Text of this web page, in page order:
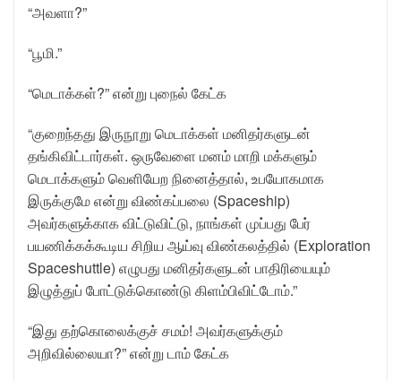
“அவளா?”
“பூமி.”
“மெடாக்கள்?” என்று புநைல் கேட்க
“குறைந்தது இருநூறு மெடாக்கள் மனிதர்களுடன்
தங்கிவிட்டார்கள். ஒருவேளை மனம் மாறி மக்களும்
மெடாக்களும் வெளியேற நினைத்தால், உபயோகமாக
இருக்குமே என்று விண்கப்பலை (Spaceship)
அவர்களுக்காக விட்டுவிட்டு, நாங்கள் முப்பது பேர்
பயணிக்கக்கூடிய சிறிய ஆய்வு விண்கலத்தில் (Exploration
Spaceshuttle) எழுபது மனிதர்களுடன் பாதிரியையும்
இழுத்துப் போட்டுக்கொண்டு கிளம்பிவிட்டோம்.”
“இது தற்கொலைக்குச் சமம்! அவர்களுக்கும்
அறிவில்லையா?” என்று டாம் கேட்க